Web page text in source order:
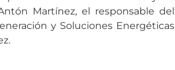
Martínez, el responsable del
y Soluciones Energéticas